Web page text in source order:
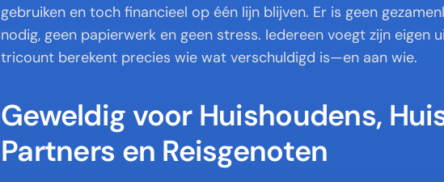
gebruiken en toch financieel op één lijn blijven. Er is geen
nodig, geen papierwerk en geen stress. Iedereen voegt zijn eigen
tricount berekent precies wie wat verschuldigd is—en aan wie.
Geweldig voor Huishoudens,
Partners en Reisgenoten